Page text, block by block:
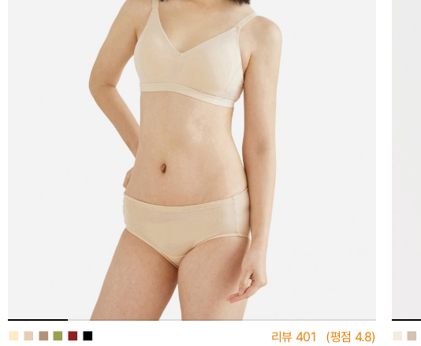
■ ■ ■ ■ ■ ■ 리뷰 401 (평점 4.8) ■ ■